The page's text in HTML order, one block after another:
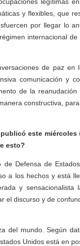
y flexibles, que
por llegar lo
internacional
de paz en
comunicación y
de la reanudación
constructiva,
este
esto?
de Defensa de
a los hechos y está
y sensacionalista
el discurso y de
del mundo. Según
Unidos está en